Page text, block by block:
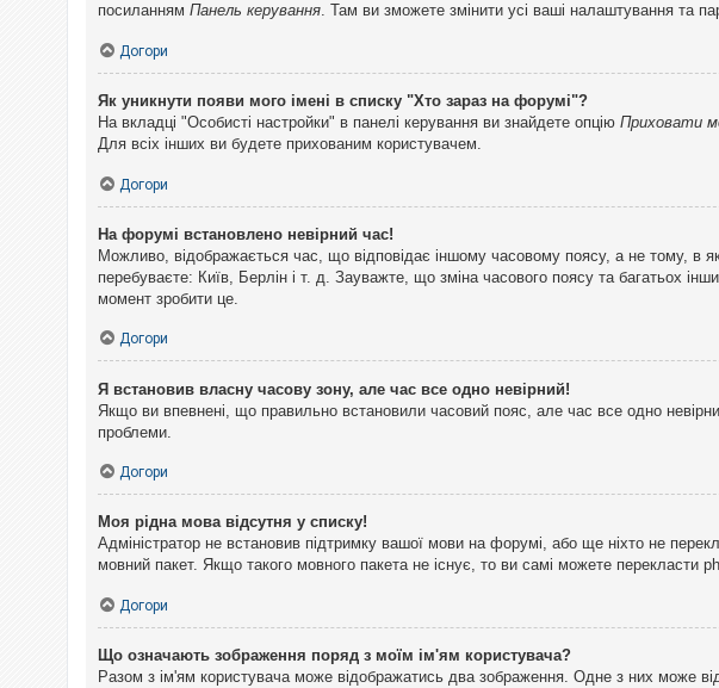
посиланням Панель керування. Там ви зможете змінити усі ваші налаштування та
Догори
Як уникнути появи мого імені в списку "Хто зараз на форумі"?
На вкладці "Особисті настройки" в панелі керування ви знайдете опцію Приховати
Для всіх інших ви будете прихованим користувачем.
Догори
На форумі встановлено невірний час!
Можливо, відображається час, що відповідає іншому часовому поясу, а не тому, в
перебуваєте: Київ, Берлін і т. д. Зауважте, що зміна часового поясу та багатьох
момент зробити це.
Догори
Я встановив власну часову зону, але час все одно невірний!
Якщо ви впевнені, що правильно встановили часовий пояс, але час все одно
проблеми.
Догори
Моя рідна мова відсутня у списку!
Адміністратор не встановив підтримку вашої мови на форумі, або ще ніхто не
мовний пакет. Якщо такого мовного пакета не існує, то ви самі можете
Догори
Що означають зображення поряд з моїм ім'ям користувача?
Разом з ім'ям користувача може відображатись два зображення. Одне з них може